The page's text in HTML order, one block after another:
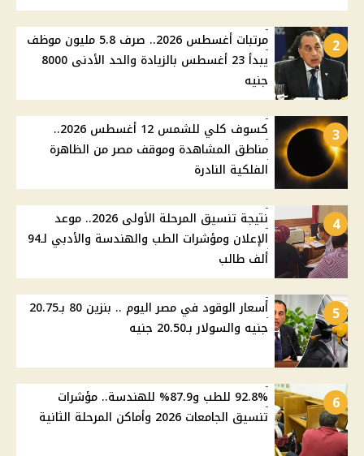
2
مرتبات أغسطس 2026.. صرف 5.8 مليون موظف
يبدأ 23 أغسطس بالزيادة والحد الأدنى 8000
جنيه
3
كسوف كلي للشمس 12 أغسطس 2026..
مناطق المشاهدة وموقف مصر من الظاهرة
الفلكية النادرة
4
نتيجة تنسيق المرحلة الأولى 2026.. موعد
الإعلان ومؤشرات الطب والهندسة والأدبي لـ94
ألف طالب
5
أسعار الوقود في مصر اليوم .. بنزين 80 بـ20.75
جنيه والسولار بـ20.50 جنيه
6
92.8% للطب و87.9% للهندسة.. مؤشرات
تنسيق الجامعات 2026 وأماكن المرحلة الثانية